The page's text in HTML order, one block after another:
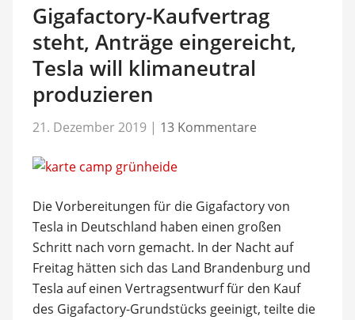
Gigafactory-Kaufvertrag
steht, Anträge eingereicht,
Tesla will klimaneutral
produzieren
21. Dezember 2019 | 13 Kommentare
Die Vorbereitungen für die Gigafactory von
Tesla in Deutschland haben einen großen
Schritt nach vorn gemacht. In der Nacht auf
Freitag hätten sich das Land Brandenburg und
Tesla auf einen Vertragsentwurf für den Kauf
des Gigafactory-Grundstücks geeinigt, teilte die